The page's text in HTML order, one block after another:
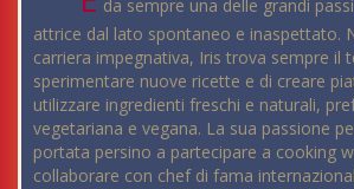
da sempre una delle grandi
attrice dal lato spontaneo e inaspettato.
carriera impegnativa, Iris trova sempre il
sperimentare nuove ricette e di creare
utilizzare ingredienti freschi e naturali,
vegetariana e vegana. La sua passione
portata persino a partecipare a cooking
collaborare con chef di fama